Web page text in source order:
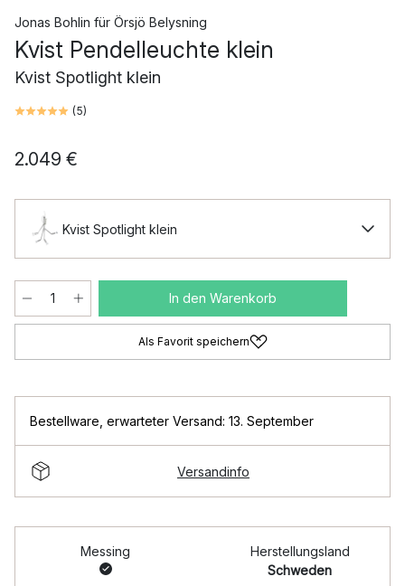
Jonas Bohlin für Örsjö Belysning
Kvist Pendelleuchte klein
Kvist Spotlight klein
(5)
2.049 €
Kvist Spotlight klein
In den Warenkorb
Als Favorit speichern
Bestellware erwarteter Versand: 13. September
Versandinfo
Messing
Herstellungsland
Schweden